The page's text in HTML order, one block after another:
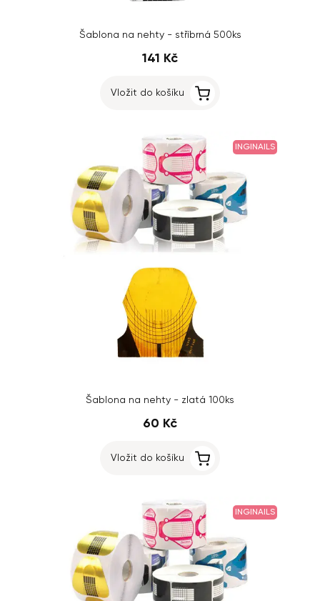
Šablona na nehty - stříbrná 500ks
141 Kč
Vložit do košíku
INGINAILS
Šablona na nehty - zlatá 100ks
60 Kč
Vložit do košíku
INGINAILS